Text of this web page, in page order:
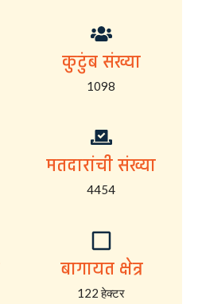
कुटुंब संख्या
1098
मतदारांची संख्या
4454
बागायत क्षेत्र
122 हेक्टर